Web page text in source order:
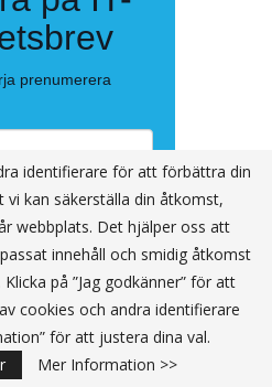
identifierare för att förbättra din
kan säkerställa din åtkomst,
webbplats. Det hjälper oss att
innehåll och smidig åtkomst
på ”Jag godkänner” för att
cookies och andra identifierare
för att justera dina val.
Mer Information >>